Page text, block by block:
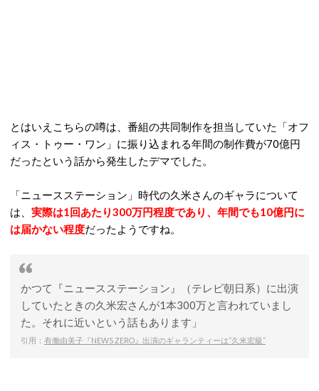
とはいえこちらの噂は、番組の共同制作を担当していた「オフ
ィス・トゥー・ワン」に振り込まれる年間の制作費が70億円
だったという話から発生したデマでした。
「ニュースステーション」時代の久米さんのギャラについて
は、 実際は1回あたり300万円程度であり、年間でも10億円に
は届かない程度だったようですね。
かつて『ニュースステーション』（テレビ朝日系）に出演
していたときの久米宏さんが1本300万と言われていまし
た。それに近いという話もあります」
引用： 有働由美子『NEWS ZERO』出演のギャランティーは“久米宏級”